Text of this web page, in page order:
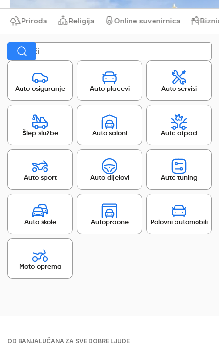
Priroda Religija Online suvenirnica Biznis
Auto osiguranje Auto placevi Auto servisi
Šlep službe Auto saloni Auto otpad
Auto sport Auto dijelovi Auto tuning
Auto škole Autopraone Polovni automobili
Moto oprema
OD BANJALUČANA ZA SVE DOBRE LJUDE